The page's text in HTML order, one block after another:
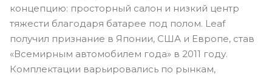
концепцию: просторный салон и низкий центр
тяжести благодаря батарее под полом. Leaf
получил признание в Японии, США и Европе, став
«Всемирным автомобилем года» в 2011 году.
Комплектации варьировались по рынкам,